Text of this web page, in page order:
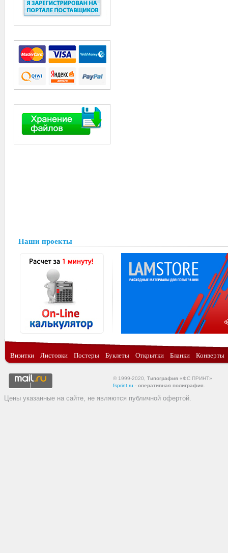
Наши проекты
Визитки Листовки Постеры Буклеты Открытки Бланки Конверты
© 1999-2020, Типография «ФС ПРИНТ»
fsprint.ru - оперативная полиграфия
Цены указанные на сайте, не являются публичной офертой.